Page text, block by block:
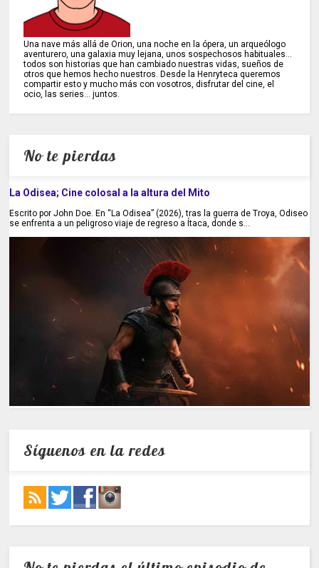
Una nave más allá de Orion, una noche en la ópera, un arqueólogo
aventurero, una galaxia muy lejana, unos sospechosos habituales...
todos son historias que han cambiado nuestras vidas, sueños de
otros que hemos hecho nuestros. Desde la Henryteca queremos
compartir esto y mucho más con vosotros, disfrutar del cine, el
ocio, las series... juntos.
No te pierdas
La Odisea; Cine colosal a la altura del Mito
Escrito por John Doe. En “La Odisea” (2026), tras la guerra de Troya, Odiseo
se enfrenta a un peligroso viaje de regreso a Ítaca, donde s...
Síguenos en la redes